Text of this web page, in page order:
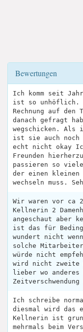
Bewertungen
Ich komm seit
ist so unhöflich.
Rechnung auf
danach gefragt
wegschicken. Als
ist sie auch noch
echt nicht okay
Freunden
passieren so
der einen
wechseln muss.
Wir waren vor ca
Kellnerin 2
angeschaut aber
ist das für
wundert nicht
solche
würde nicht
wird nicht zweite
lieber wo
Ich schreibe
diesmal wird das
Kellnerin ist
mehrmals beim